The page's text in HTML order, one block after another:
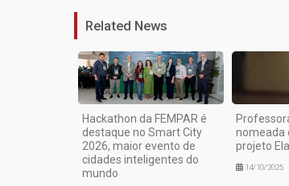
Related News
Hackathon da FEMPAR é
destaque no Smart City
2026, maior evento de
cidades inteligentes do
mundo
nomeada
projeto
14/10/2025